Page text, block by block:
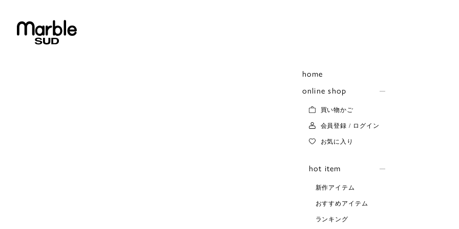
home
online shop
買い物かご
会員登録 / ログイン
お気に入り
hot item
新作アイテム
おすすめアイテム
ランキング